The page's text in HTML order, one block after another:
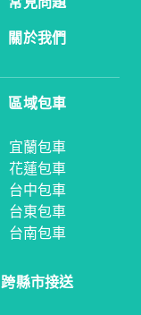
關於我們
區域包車
宜蘭包車
花蓮包車
台中包車
台東包車
台南包車
跨縣市接送